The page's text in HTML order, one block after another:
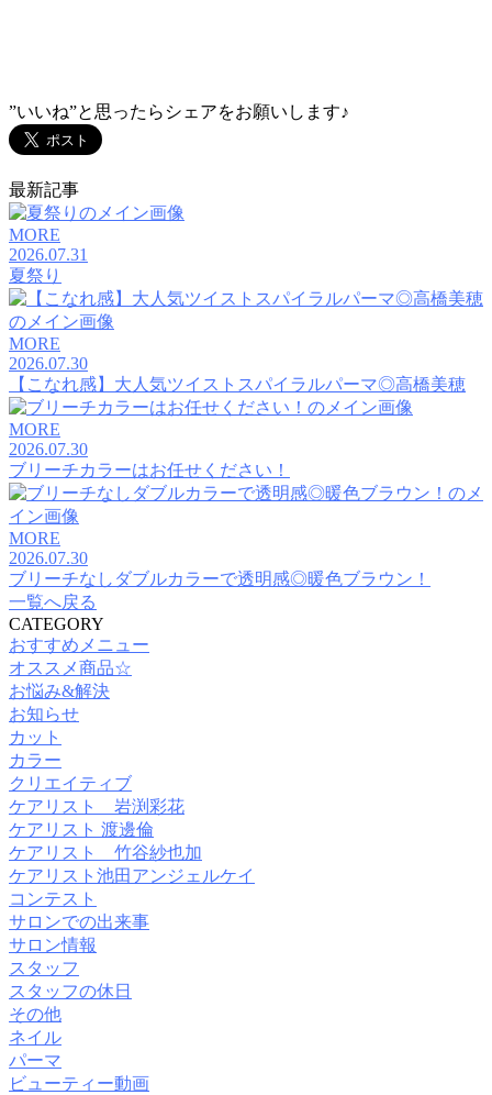
”いいね”と思ったらシェアをお願いします♪
最新記事
MORE
2026.07.31
夏祭り
MORE
2026.07.30
【こなれ感】大人気ツイストスパイラルパーマ◎高橋美穂
MORE
2026.07.30
ブリーチカラーはお任せください！
MORE
2026.07.30
ブリーチなしダブルカラーで透明感◎暖色ブラウン！
一覧へ戻る
CATEGORY
おすすめメニュー
オススメ商品☆
お悩み&解決
お知らせ
カット
カラー
クリエイティブ
ケアリスト 岩渕彩花
ケアリスト 渡邊倫
ケアリスト 竹谷紗也加
ケアリスト池田アンジェルケイ
コンテスト
サロンでの出来事
サロン情報
スタッフ
スタッフの休日
その他
ネイル
パーマ
ビューティー動画